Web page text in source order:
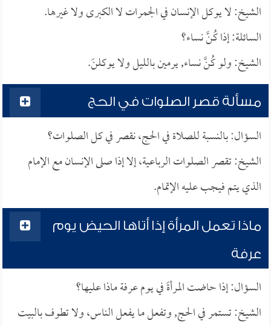
الشيخ: لا يوكل الإنسان في الجمرات لا الكبرى ولا غيرها.
السائلة: إذا كُنَّ نساء؟
الشيخ: ولو كُنَّ نساء, يرمين بالليل ولا يوكلنَ.
مسألة قصر الصلوات في الحج
السؤال: بالنسبة للصلاة في الحج، نقصر في كل الصلوات؟
الشيخ: تقصر الصلوات الرباعية، إلا إذا صلى الإنسان مع الإمام
الذي يتم فيجب عليه الإتمام.
ماذا تعمل المرأة إذا أتاها الحيض يوم
عرفة
السؤال: إذا حاضت المرأةَ في يوم عرفة ماذا عليها؟
الشيخ: تستمر في الحج, وتفعل ما يفعل الناس، ولا تطوف بالبيت